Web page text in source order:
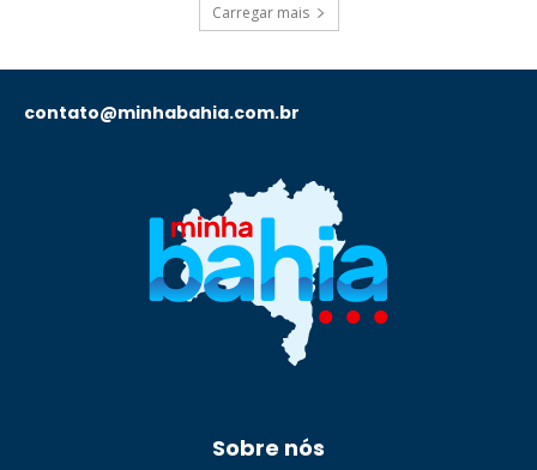
Carregar mais
contato@minhabahia.com.br
Sobre nós